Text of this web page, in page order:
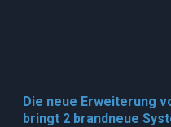
Die neue Erweiterung
bringt 2 brandneue